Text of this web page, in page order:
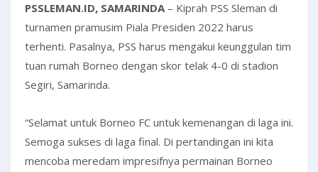
PSSLEMAN.ID, SAMARINDA– Kiprah PSS Sleman di
turnamen pramusim Piala Presiden 2022 harus
terhenti. Pasalnya, PSS harus mengakui keunggulan tim
tuan rumah Borneo dengan skor telak 4-0 di stadion
Segiri, Samarinda.
“Selamat untuk Borneo FC untuk kemenangan di laga ini.
Semoga sukses di laga final. Di pertandingan ini kita
mencoba meredam impresifnya permainan Borneo